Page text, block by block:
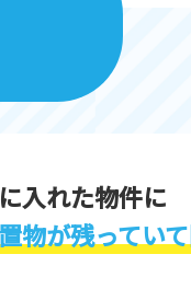
入れた物件に
物が残っていて